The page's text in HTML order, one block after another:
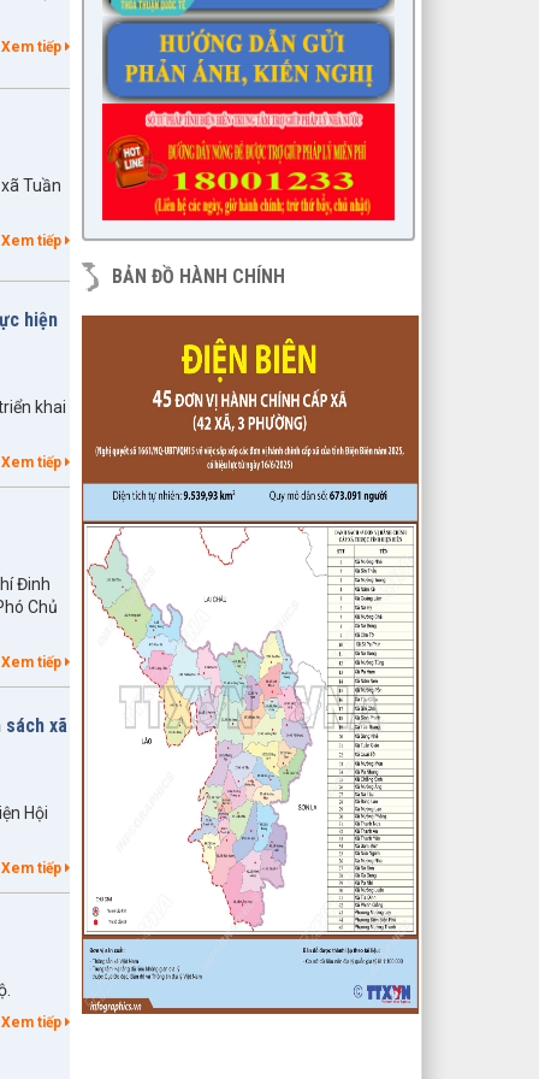
Xem tiếp
Tuần
Xem tiếp
hiện
khai
Xem tiếp
Đinh
Chủ
Xem tiếp
sách xã
Hội
Xem tiếp
Xem tiếp
các quy định của pháp luật về công
tác thi hành án dân sự trên địa bàn
huyện năm 2021, 2022
lượt xem: 3456 | lượt tải:975
7/QĐ-BPC
Quyết định thành lập đoàn giám sát
việc thực hiện các quy định của
pháp luật về công tác thi hành án
dân sự trên địa bàn huyện năm
2021, 2022
lượt xem: 3391 | lượt tải:597
03/2023 của TT HĐND
lượt xem: 3383 | lượt tải:461
1/NQ-TTHĐND
Nghị quyết V/v: Điều chỉnh cục bộ
quy hoạch chi tiết xây dựng tỷ lệ
1/500 Khu trung tâm thị trấn Tuần
Giáo huyện Tuần Giáo tỉnh Điện Biên
( Khu dân cư số 1 Thị trấn Tuần
Giáo; Khu dân cư số 2 Thị trấn Tuần
Giáo; Khu dân cư mới số 3
lượt xem: 2804 | lượt tải:1463
2/CV-BDT
Đề xuất chuyên đề giám sát năm
2024
lượt xem: 3926 | lượt tải:979
4/CV-BKTXH
Đề xuất nội dung giám sát năm
2024 của TT HĐND huyện
lượt xem: 4948 | lượt tải:1315
BẢN ĐỒ HÀNH CHÍNH